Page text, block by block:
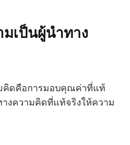
เป็นผู้นำทาง
คิดคือการมอบคุณค่าที่แท้
งความคิดที่แท้จริงให้ความ